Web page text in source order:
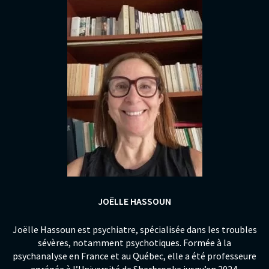
JOËLLE HASSOUN
Joëlle Hassoun est psychiatre, spécialisée dans les troubles
sévères, notamment psychotiques. Formée à la
psychanalyse en France et au Québec, elle a été professeure